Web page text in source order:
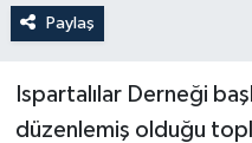
Paylaş
Ispartalılar Derneği
düzenlemiş olduğu
Sağlık & Yaşam
Spor